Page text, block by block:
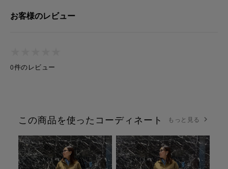
お客様のレビュー
0件のレビュー
この商品を使ったコーディネート もっと見る